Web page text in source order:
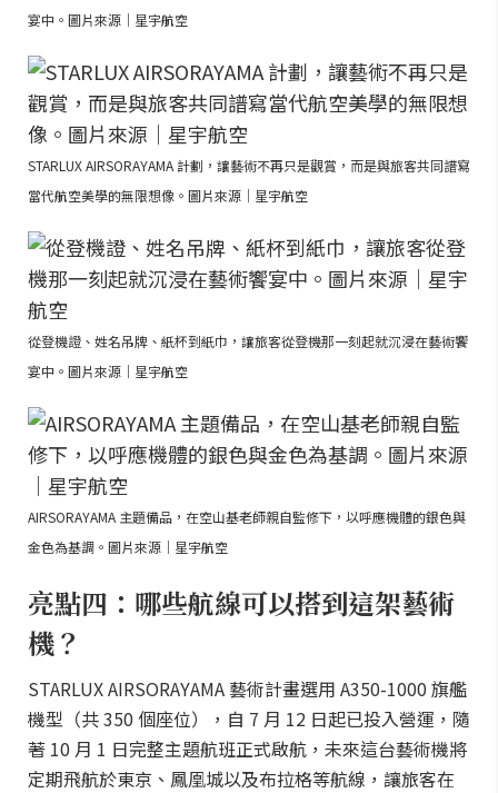
宴中。圖片來源｜星宇航空
STARLUX AIRSORAYAMA 計劃，讓藝術不再只是觀賞，而是與旅客共同譜寫
當代航空美學的無限想像。圖片來源｜星宇航空
從登機證、姓名吊牌、紙杯到紙巾，讓旅客從登機那一刻起就沉浸在藝術饗
宴中。圖片來源｜星宇航空
AIRSORAYAMA 主題備品，在空山基老師親自監修下，以呼應機體的銀色與
金色為基調。圖片來源｜星宇航空
亮點四：哪些航線可以搭到這架藝術
機？
STARLUX AIRSORAYAMA 藝術計畫選用 A350-1000 旗艦
機型（共 350 個座位），自 7 月 12 日起已投入營運，隨
著 10 月 1 日完整主題航班正式啟航，未來這台藝術機將
定期飛航於東京、鳳凰城以及布拉格等航線，讓旅客在